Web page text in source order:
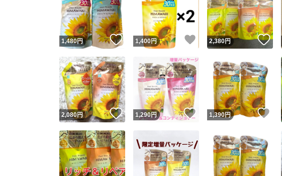
1,480円 いいね！
1,400円 いいね！
2,380円 い
2,080円 いいね！
1,290円 いいね！
1,390円